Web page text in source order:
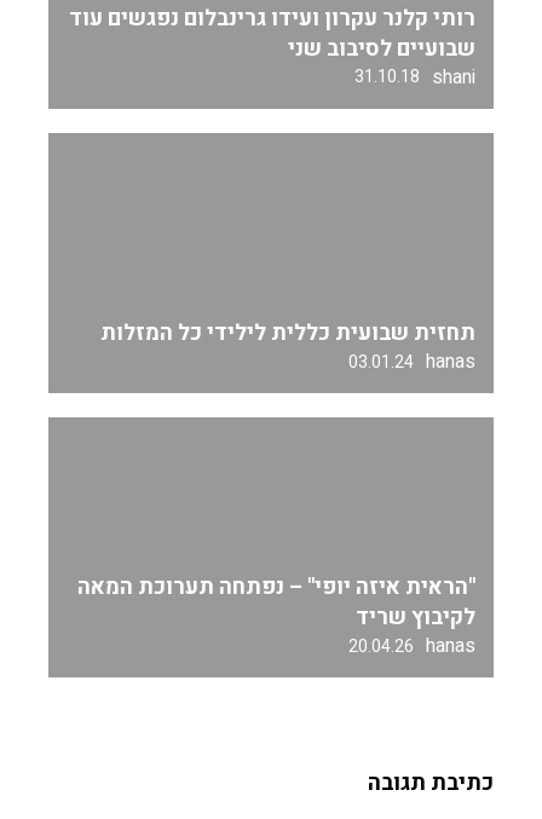
רותי קלנר עקרון ועידו גרינבלום נפגשים עוד
שבועיים לסיבוב שני
shani
31.10.18
תחזית שבועית כללית לילידי כל המזלות
hanas
03.01.24
"הראית איזה יופי" – נפתחה תערוכת המאה
לקיבוץ שריד
hanas
20.04.26
כתיבת תגובה